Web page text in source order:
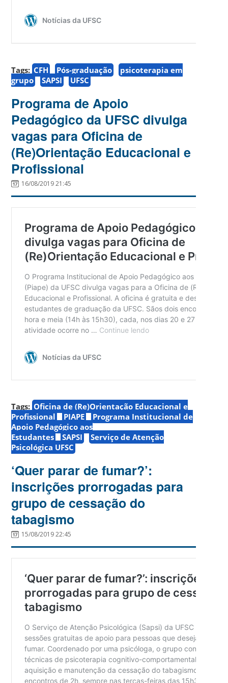
Tags: CFH Pós-graduação
psicoterapia em
grupo
SAPSI UFSC
Programa de Apoio
Pedagógico da UFSC divulga
vagas para Oficina de
(Re)Orientação Educacional e
Profissional
16/08/2019 21:45
Tags: Oficina de (Re)Orientação Educacional e
Profissional
PIAPE
Programa Institucional de
Apoio Pedagógico aos
Estudantes
SAPSI
Serviço de Atenção
Psicológica UFSC
‘Quer parar de fumar?’:
inscrições prorrogadas para
grupo de cessação do
tabagismo
15/08/2019 22:45